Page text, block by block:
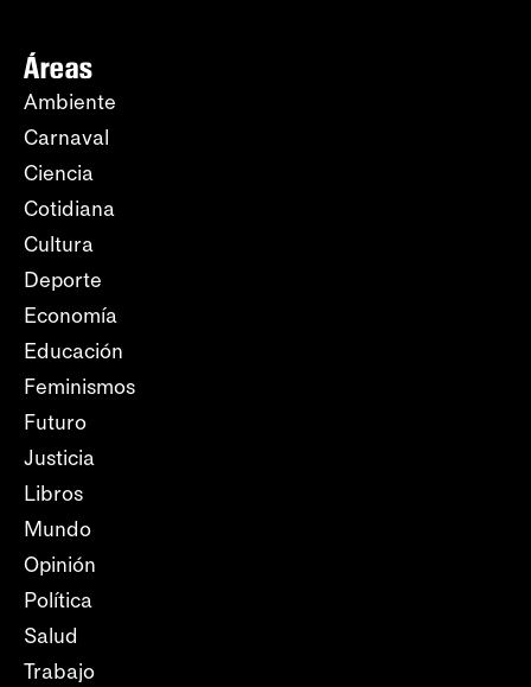
Áreas
Ambiente
Carnaval
Ciencia
Cotidiana
Cultura
Deporte
Economía
Educación
Feminismos
Futuro
Justicia
Libros
Mundo
Opinión
Política
Salud
Trabajo